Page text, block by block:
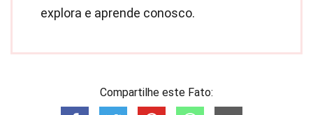
explora e aprende conosco.
Compartilhe este Fato: